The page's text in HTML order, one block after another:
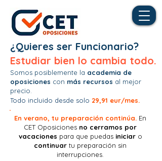
¿Quieres ser Funcionario?
Estudiar bien lo cambia todo.
Somos posiblemente la academia de
oposiciones con más recursos al mejor
precio.
Todo incluido desde solo 29,91 eur/mes.
En verano, tu preparación continúa. En
CET Oposiciones no cerramos por
vacaciones para que puedas iniciar o
continuar tu preparación sin
interrupciones.